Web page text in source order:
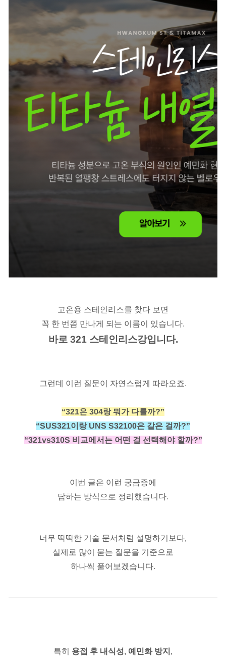
고온용 스테인리스를 찾다 보면
꼭 한 번쯤 만나게 되는 이름이 있습니다.
바로 321 스테인리스강입니다.
그런데 이런 질문이 자연스럽게 따라오죠.
“321은 304랑 뭐가 다를까?”
“SUS321이랑 UNS S32100은 같은 걸까?”
“321vs310S 비교에서는 어떤 걸 선택해야 할까?”
이번 글은 이런 궁금증에
답하는 방식으로 정리했습니다.
너무 딱딱한 기술 문서처럼 설명하기보다,
실제로 많이 묻는 질문을 기준으로
하나씩 풀어보겠습니다.
특히 용접 후 내식성, 예민화 방지 ,